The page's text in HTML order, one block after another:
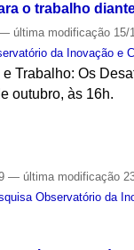
o trabalho
última modificação 15/
da Inovação e
Trabalho: Os
outubro, às 16h.
— última modificação
Observatório da